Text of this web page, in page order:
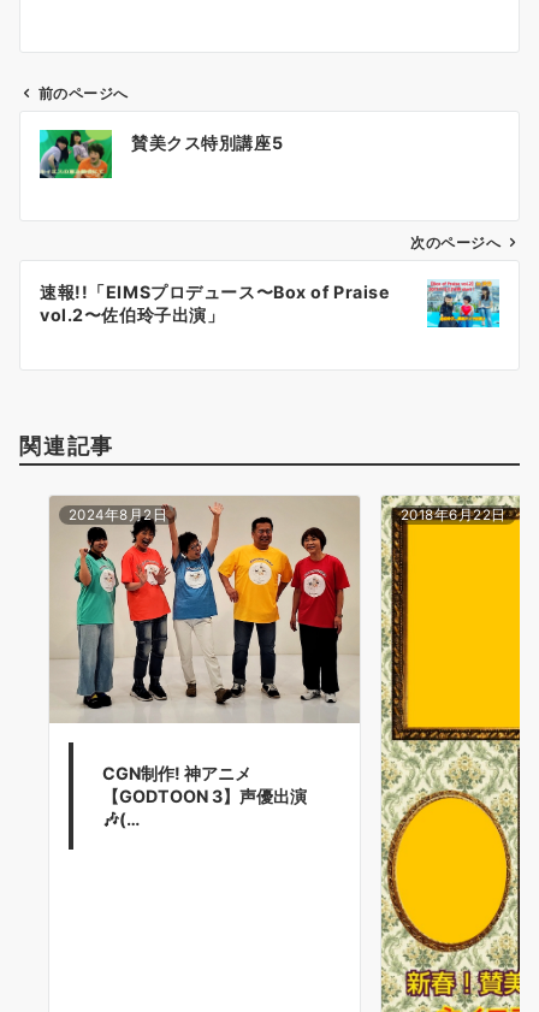
ン
前のページへ
賛美クス特別講座5
次のページへ
速報!!「EIMSプロデュース〜Box of Praise
vol.2〜佐伯玲子出演」
関連記事
2024年8月2日
CGN制作! 神アニメ
【GODTOON 3】声優出演
🎶(…
2018年6月22日